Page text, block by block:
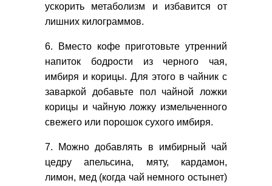
ускорить метаболизм и избавится от
лишних килограммов.
6. Вместо кофе приготовьте утренний
напиток бодрости из черного чая,
имбиря и корицы. Для этого в чайник с
заваркой добавьте пол чайной ложки
корицы и чайную ложку измельченного
свежего или порошок сухого имбиря.
7. Можно добавлять в имбирный чай
цедру апельсина, мяту, кардамон,
лимон, мед (когда чай немного остынет)